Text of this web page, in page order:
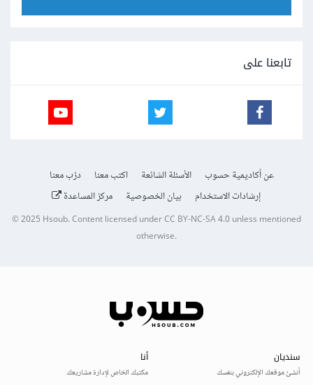
تابعنا على
عن أكاديمية حسوب الأسئلة الشائعة اكتب معنا
درّب معنا
إرشادات الاستخدام
بيان الخصوصية مركز المساعدة
© 2025Hsoub.Content licensed underCC BY-NC-SA 4.0unless mentioned
otherwise.